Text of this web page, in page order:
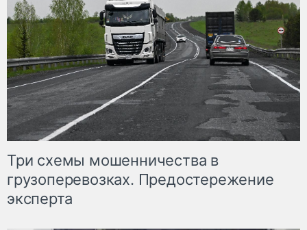
Три схемы мошенничества в
грузоперевозках. Предостережение
эксперта